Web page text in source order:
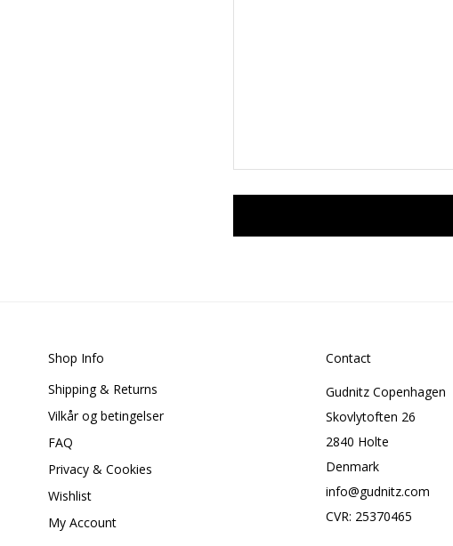
Shop Info
Shipping & Returns
Vilkår og betingelser
FAQ
Privacy & Cookies
Wishlist
My Account
Contact
Gudnitz Copenhagen
Skovlytoften 26
2840 Holte
Denmark
info@gudnitz.com
CVR: 25370465